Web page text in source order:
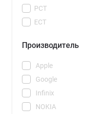
РСТ
ЕСТ
Производитель
Apple
Google
Infinix
NOKIA